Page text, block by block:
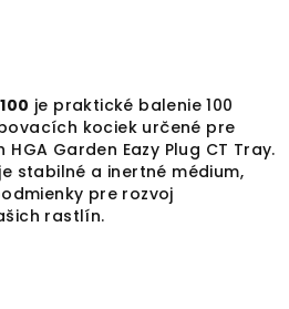
je praktické balenie 100
kociek určené pre
Garden Eazy Plug CT Tray.
stabilné a inertné médium,
pre rozvoj
rastlín.